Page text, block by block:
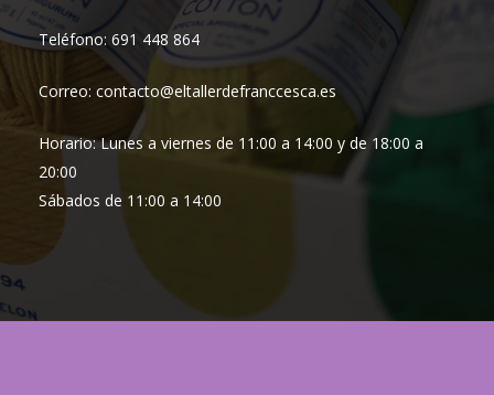
Teléfono: 691 448 864
Correo: contacto@eltallerdefranccesca.es
Horario: Lunes a viernes de 11:00 a 14:00 y de 18:00 a
20:00
Sábados de 11:00 a 14:00